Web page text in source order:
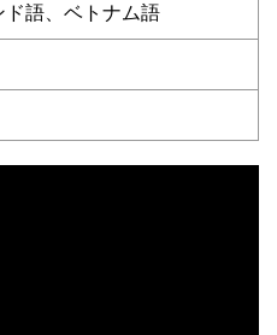
語、ベトナム語